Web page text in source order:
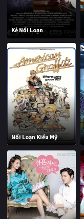
Kẻ Nổi Loạn
Nổi Loạn Kiểu Mỹ